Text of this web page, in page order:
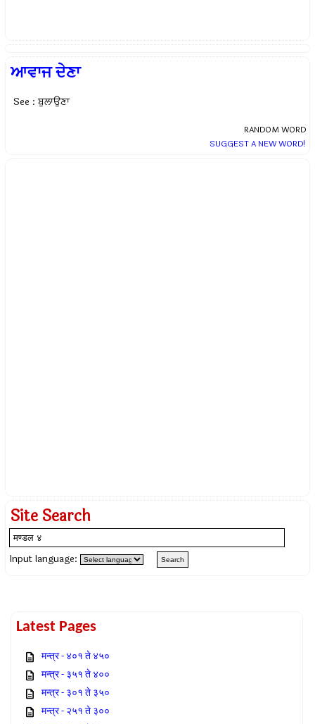
ਆਵਾਜ ਦੇਣਾ
See : ਬੁਲਾਉਣਾ
RANDOM WORD
SUGGEST A NEW WORD!
Site Search
Input language:
Latest Pages
मन्त्र - ४०१ ते ४५०
मन्त्र - ३५१ ते ४००
मन्त्र - ३०१ ते ३५०
मन्त्र - २५१ ते ३००